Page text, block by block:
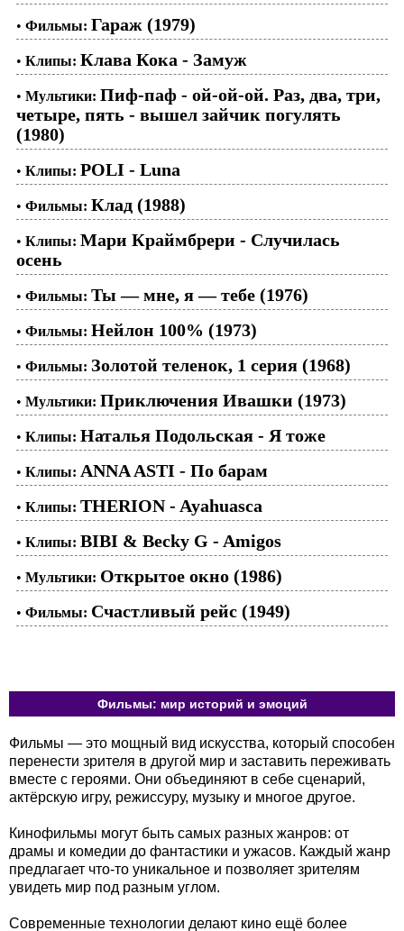
• Фильмы: Гараж (1979)
• Клипы: Клава Кока - Замуж
• Мультики: Пиф-паф - ой-ой-ой. Раз, два, три,
четыре, пять - вышел зайчик погулять
(1980)
• Клипы: POLI - Luna
• Фильмы: Клад (1988)
• Клипы: Мари Краймбрери - Случилась
осень
• Фильмы: Ты — мне, я — тебе (1976)
• Фильмы: Нейлон 100% (1973)
• Фильмы: Золотой теленок, 1 серия (1968)
• Мультики: Приключения Ивашки (1973)
• Клипы: Наталья Подольская - Я тоже
• Клипы: ANNA ASTI - По барам
• Клипы: THERION - Ayahuasca
• Клипы: BIBI & Becky G - Amigos
• Мультики: Открытое окно (1986)
• Фильмы: Счастливый рейс (1949)
Фильмы: мир историй и эмоций
Фильмы — это мощный вид искусства, который способен
перенести зрителя в другой мир и заставить переживать
вместе с героями. Они объединяют в себе сценарий,
актёрскую игру, режиссуру, музыку и многое другое.
Кинофильмы могут быть самых разных жанров: от
драмы и комедии до фантастики и ужасов. Каждый жанр
предлагает что-то уникальное и позволяет зрителям
увидеть мир под разным углом.
Современные технологии делают кино ещё более